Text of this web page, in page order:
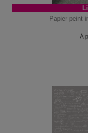
Papier peint
À